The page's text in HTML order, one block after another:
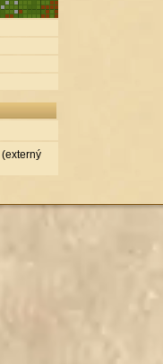
(externý